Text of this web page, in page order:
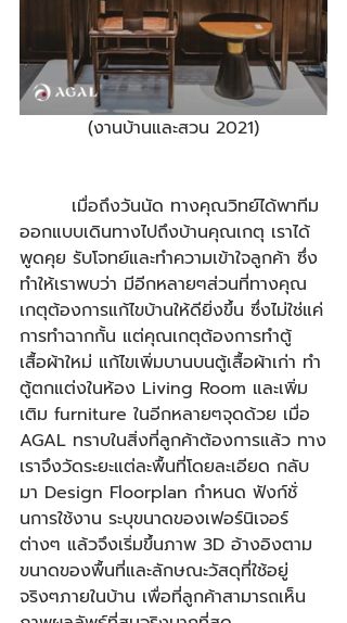
(งานบ้านและสวน 2021)
ออกแบบเดินทางไปถึงบ้านคุณเกตุ เราได้
พูดคุย รับโจทย์และทำความเข้าใจลูกค้า ซึ่ง
ทำให้เราพบว่า มีอีกหลายๆส่วนที่ทางคุณ
เกตุต้องการแก้ไขบ้านให้ดียิ่งขึ้น ซึ่งไม่ใช่แค่
การทำฉากกั้น แต่คุณเกตุต้องการทำตู้
เสื้อผ้าใหม่ แก้ไขเพิ่มบานบนตู้เสื้อผ้าเก่า ทำ
ตู้ตกแต่งในห้อง Living Room และเพิ่ม
เติม furniture ในอีกหลายๆจุดด้วย เมื่อ
AGAL ทราบในสิ่งที่ลูกค้าต้องการแล้ว ทาง
เราจึงวัดระยะแต่ละพื้นที่โดยละเอียด กลับ
มา Design Floorplan กำหนด ฟังก์ชั่
นการใช้งาน ระบุขนาดของเฟอร์นิเจอร์
ต่างๆ แล้วจึงเริ่มขึ้นภาพ 3D อ้างอิงตาม
ขนาดของพื้นที่และลักษณะวัสดุที่ใช้อยู่
จริงๆภายในบ้าน เพื่อที่ลูกค้าสามารถเห็น